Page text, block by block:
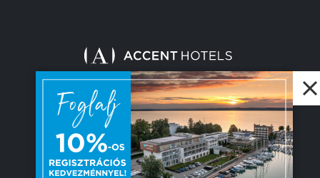
© 2026 Accent Hotel Solutions Kft.